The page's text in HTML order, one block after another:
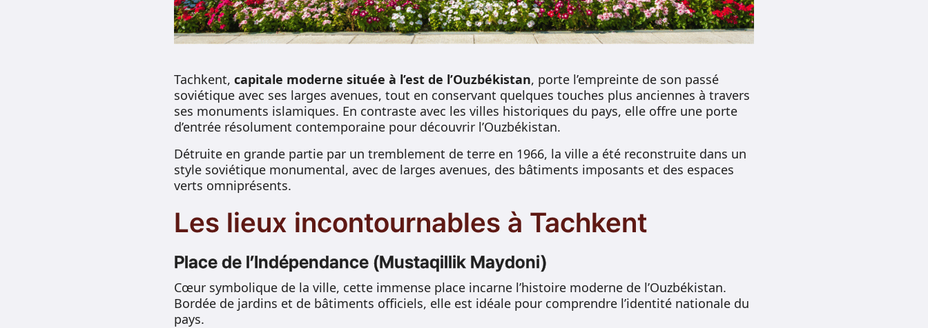
Tachkent, capitale moderne située à l’est de l’Ouzbékistan, porte l’empreinte de son passé
soviétique avec ses larges avenues, tout en conservant quelques touches plus anciennes à travers
ses monuments islamiques. En contraste avec les villes historiques du pays, elle offre une porte
d’entrée résolument contemporaine pour découvrir l’Ouzbékistan.
Détruite en grande partie par un tremblement de terre en 1966, la ville a été reconstruite dans un
style soviétique monumental, avec de larges avenues, des bâtiments imposants et des espaces
verts omniprésents.
Les lieux incontournables à Tachkent
Place de l’Indépendance (Mustaqillik Maydoni)
Cœur symbolique de la ville, cette immense place incarne l’histoire moderne de l’Ouzbékistan.
Bordée de jardins et de bâtiments officiels, elle est idéale pour comprendre l’identité nationale du
pays.